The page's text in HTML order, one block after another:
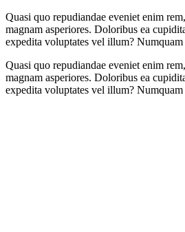
Quasi quo repudiandae eveniet enim
magnam asperiores. Doloribus ea
expedita voluptates vel illum? Numquam
Quasi quo repudiandae eveniet enim
magnam asperiores. Doloribus ea
expedita voluptates vel illum? Numquam